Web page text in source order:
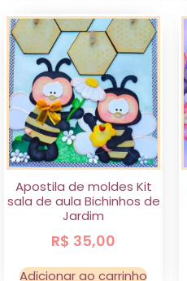
Apostila de moldes Kit
sala de aula Bichinhos de
Jardim
R$ 35,00
Adicionar ao carrinho